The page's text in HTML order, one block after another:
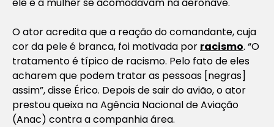
O ator acredita que a reação do comandante, cuja
cor da pele é branca, foi motivada por racismo. “O
tratamento é típico de racismo. Pelo fato de eles
acharem que podem tratar as pessoas [negras]
assim”, disse Érico. Depois de sair do avião, o ator
prestou queixa na Agência Nacional de Aviação
(Anac) contra a companhia área.